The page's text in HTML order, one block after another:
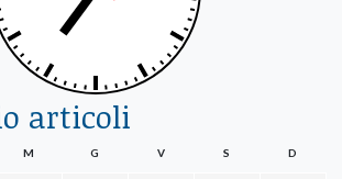
articoli
M G V S D